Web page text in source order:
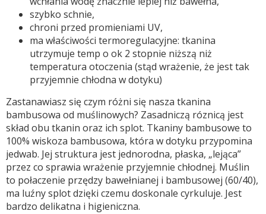
szybko schnie,
chroni przed promieniami UV,
ma właściwości termoregulacyjne: tkanina
utrzymuje temp o ok 2 stopnie niższą niż
temperatura otoczenia (stąd wrażenie, że jest tak
przyjemnie chłodna w dotyku)
Zastanawiasz się czym różni się nasza tkanina
bambusowa od muślinowych? Zasadniczą róznicą jest
skład obu tkanin oraz ich splot. Tkaniny bambusowe to
100% wiskoza bambusowa, która w dotyku przypomina
jedwab. Jej struktura jest jednorodna, płaska, „lejąca”
przez co sprawia wrażenie przyjemnie chłodnej. Muślin
to połaczenie przędzy bawełnianej i bambusowej (60/40),
ma luźny splot dzięki czemu doskonale cyrkuluje. Jest
bardzo delikatna i higieniczna.